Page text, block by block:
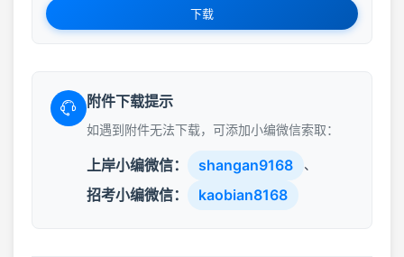
下载
附件下载提示
如遇到附件无法下载，可添加小编微信索取：
上岸小编微信： shangan9168 、
招考小编微信： kaobian8168